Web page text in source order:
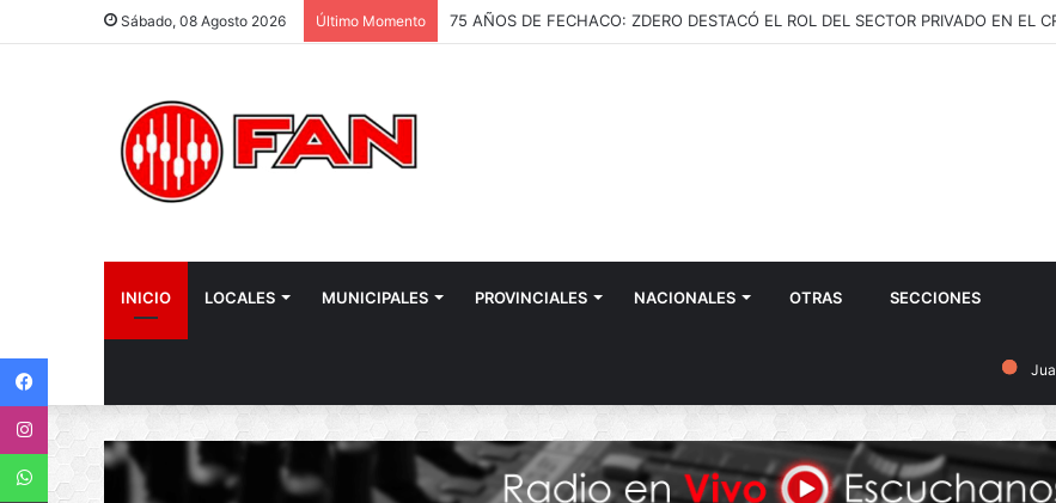
Sábado, 08 Agosto 2026 Último Momento
INICIO LOCALES MUNICIPALES PROVINCIALES NACIONALES OTRAS SECCIONES
Instagram
WhatsApp